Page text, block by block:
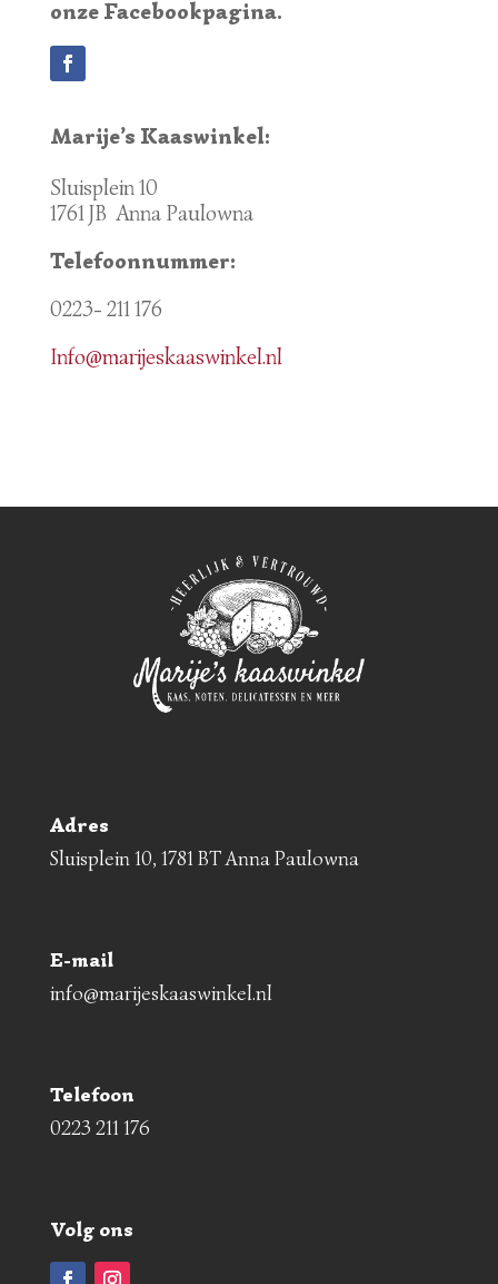
onze Facebookpagina.
Marije’s Kaaswinkel:
Sluisplein 10
1761 JB Anna Paulowna
Telefoonnummer:
0223- 211 176
Info@marijeskaaswinkel.nl
Adres
Sluisplein 10, 1781 BT Anna Paulowna
E-mail
info@marijeskaaswinkel.nl
Telefoon
0223 211 176
Volg ons